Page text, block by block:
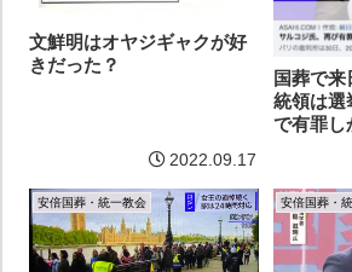
文鮮明はオヤジギャクが好
きだった？
2022.09.17
国葬で
統領は選
で有罪し
（嘘こく
安倍国葬・統一教会 安倍国葬・